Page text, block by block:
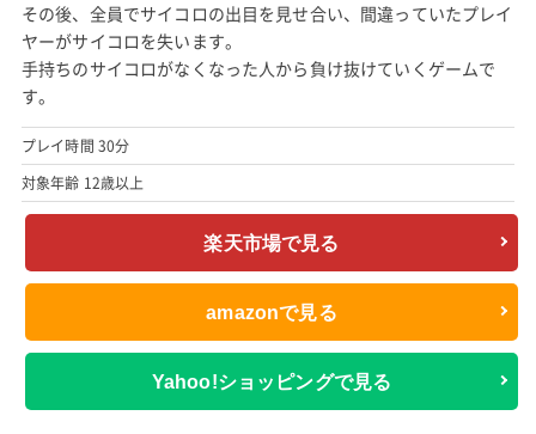
その後、全員でサイコロの出目を見せ合い、間違っていたプレイ
ヤーがサイコロを失います。
手持ちのサイコロがなくなった人から負け抜けていくゲームで
す。
プレイ時間 30分
対象年齢 12歳以上
楽天市場で見る
amazonで見る
Yahoo!ショッピングで見る